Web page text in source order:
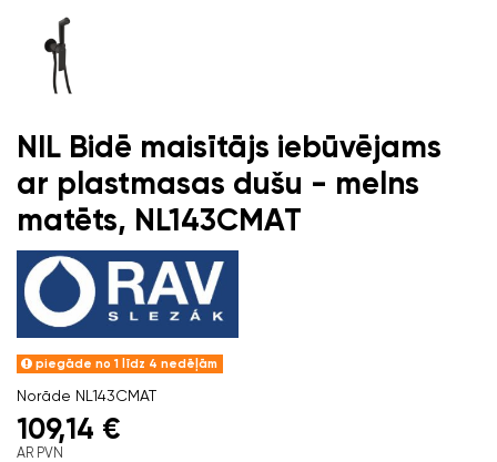
NIL Bidē maisītājs iebūvējams
ar plastmasas dušu - melns
matēts, NL143CMAT
piegāde no 1 līdz 4 nedēļām
Norāde NL143CMAT
109,14 €
AR PVN